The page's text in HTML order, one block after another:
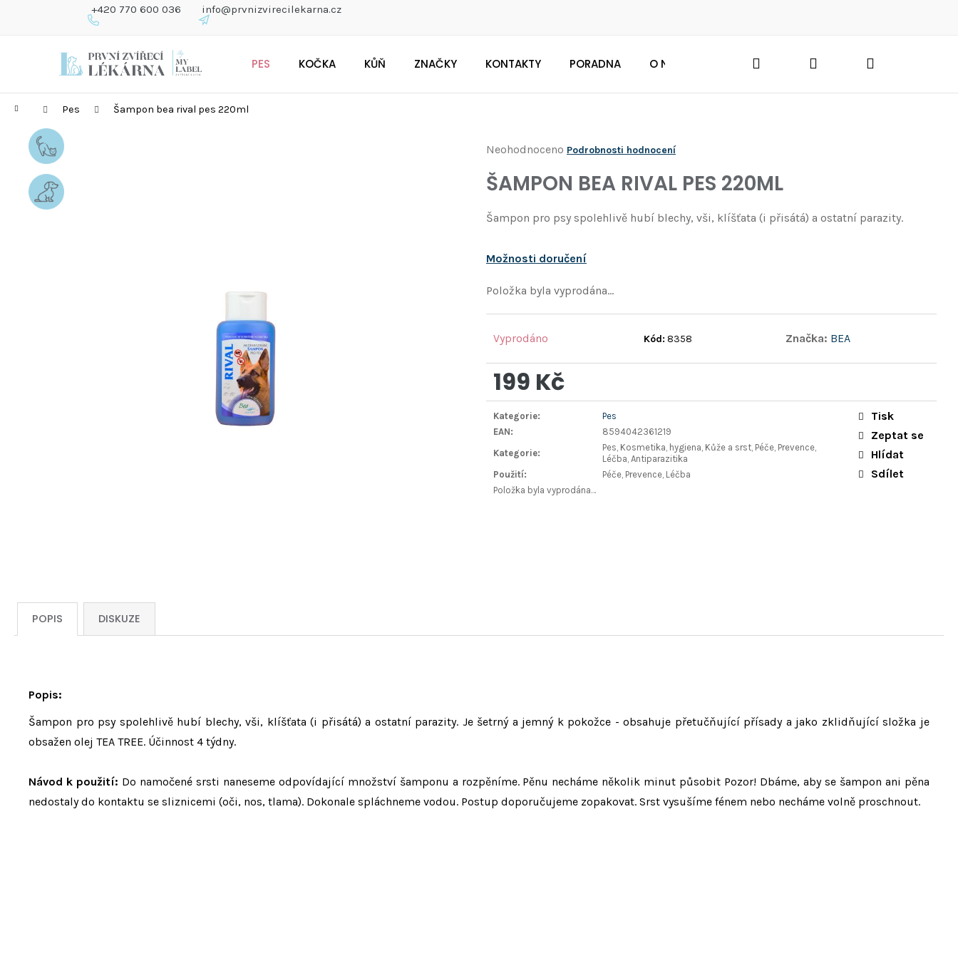
+420 770 600 036 info@prvnizvirecilekarna.cz
PES KOČKA KŮŇ ZNAČKY KONTAKTY PORADNA O NÁS Hledat PřihlášeníNákupní
Domů Pes Šampon bea rival pes 220ml
Průměrné
hodnocení
produktu
je
5
hvězdiček.
Neohodnoceno Podrobnosti hodnocení
ŠAMPON BEA RIVAL PES 220ML
Šampon pro psy spolehlivě hubí blechy, vši, klíšťata (i přisátá) a ostatní parazity.
Možnosti doručení
Položka byla vyprodána…
Vyprodáno Kód: 8358 Značka: BEA
199 Kč
Měrná
cena:
Kategorie:
Pes
EAN:
8594042361219
Kategorie:
Pes, Kosmetika, hygiena, Kůže a srst, Péče, Prevence,
Léčba, Antiparazitika
Použití:
Péče, Prevence, Léčba
Položka byla vyprodána…
Tisk
Zeptat se
Hlídat
Sdílet
POPIS DISKUZE
Popis:
Šampon pro psy spolehlivě hubí blechy, vši, klíšťata (i přisátá) a ostatní parazity. Je šetrný a jemný k pokožce - obsahuje přetučňující přísady a jako zklidňující složka je
obsažen olej TEA TREE. Účinnost 4 týdny.
Návod k použití: Do namočené srsti naneseme odpovídající množství šamponu a rozpěníme. Pěnu necháme několik minut působit Pozor! Dbáme, aby se šampon ani pěna
nedostaly do kontaktu se sliznicemi (oči, nos, tlama). Dokonale spláchneme vodou. Postup doporučujeme zopakovat. Srst vysušíme fénem nebo necháme volně proschnout.
obchodu
obchodu
CO POTŘEBUJETE NAJÍT?